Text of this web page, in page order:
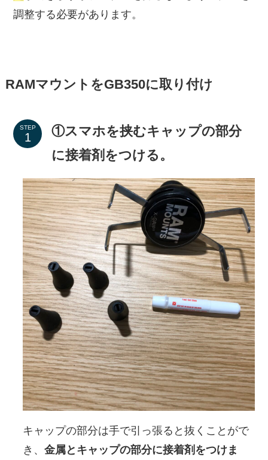
調整する必要があります。
RAMマウントをGB350に取り付け
STEP
①スマホを挟むキャップの部分
に接着剤をつける。
キャップの部分は手で引っ張ると抜くことがで
き、金属とキャップの部分に接着剤をつけま